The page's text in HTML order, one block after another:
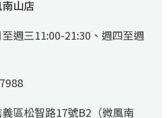
山店
週三11:00-21:30、週四至週
區松智路17號B2（微風南